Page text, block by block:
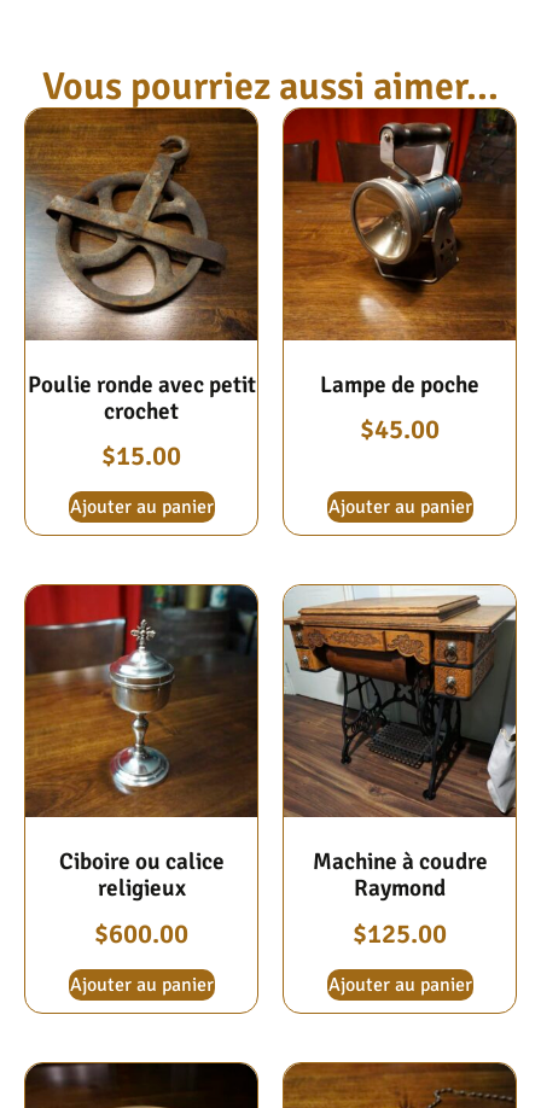
Vous pourriez aussi aimer...
Poulie ronde avec petit
crochet
$15.00
Ajouter au panier
Lampe de poche
$45.00
Ajouter au panier
Ciboire ou calice
religieux
$600.00
Ajouter au panier
Machine à coudre
Raymond
$125.00
Ajouter au panier